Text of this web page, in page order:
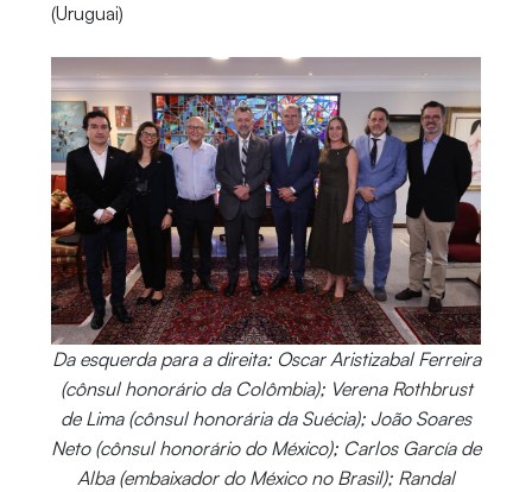
(Uruguai)
Da esquerda para a direita: Oscar Aristizabal Ferreira
(cônsul honorário da Colômbia); Verena Rothbrust
de Lima (cônsul honorária da Suécia); João Soares
Neto (cônsul honorário do México); Carlos García de
Alba (embaixador do México no Brasil); Randal